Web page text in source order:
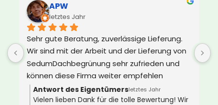
APW
letztes Jahr
Sehr gute Beratung, zuverlässige Lieferung.
Wir sind mit der Arbeit und der Lieferung von
SedumDachbegrünung sehr zufrieden und
können diese Firma weiter empfehlen
Antwort des Eigentümersletztes Jahr
Vielen lieben Dank für die tolle Bewertung! Wir